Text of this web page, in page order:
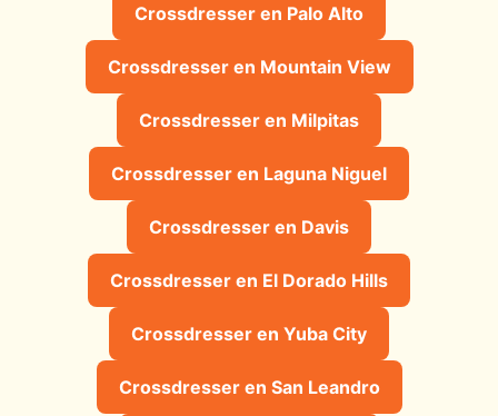
Crossdresser en Palo Alto
Crossdresser en Mountain View
Crossdresser en Milpitas
Crossdresser en Laguna Niguel
Crossdresser en Davis
Crossdresser en El Dorado Hills
Crossdresser en Yuba City
Crossdresser en San Leandro